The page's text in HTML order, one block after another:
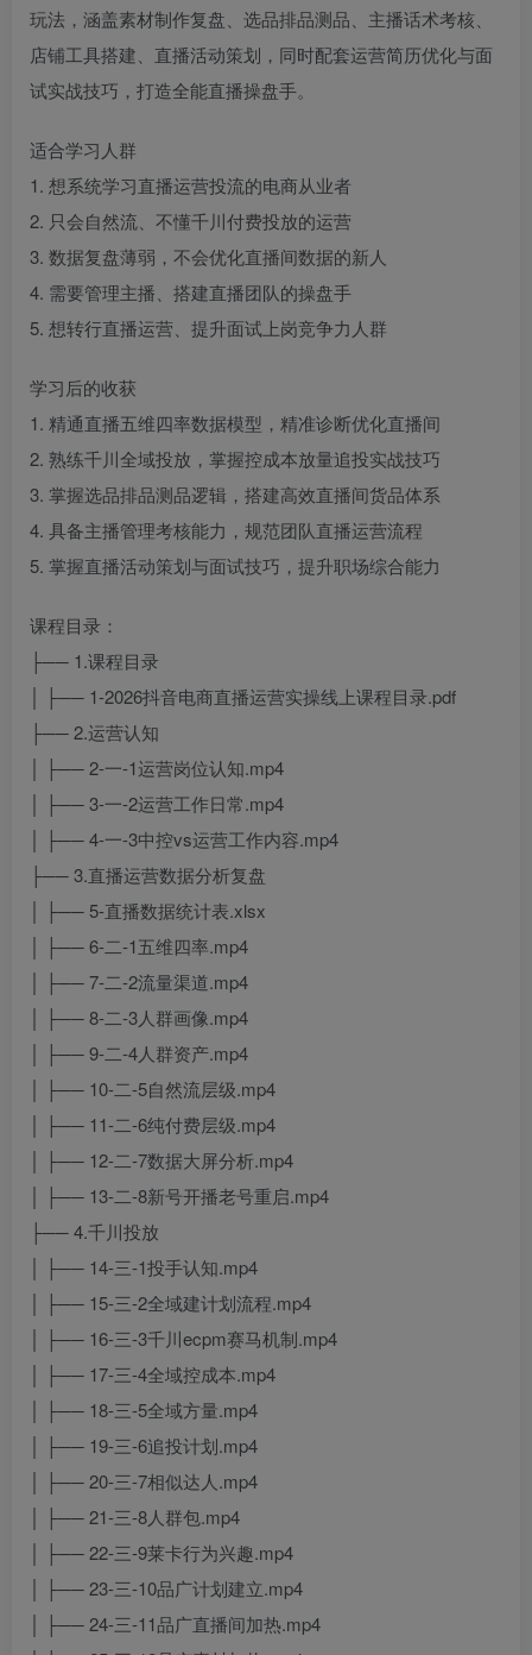
玩法，涵盖素材制作复盘、选品排品测品、主播话术考核、
店铺工具搭建、直播活动策划，同时配套运营简历优化与面
试实战技巧，打造全能直播操盘手。
适合学习人群
1. 想系统学习直播运营投流的电商从业者
2. 只会自然流、不懂千川付费投放的运营
3. 数据复盘薄弱，不会优化直播间数据的新人
4. 需要管理主播、搭建直播团队的操盘手
5. 想转行直播运营、提升面试上岗竞争力人群
学习后的收获
1. 精通直播五维四率数据模型，精准诊断优化直播间
2. 熟练千川全域投放，掌握控成本放量追投实战技巧
3. 掌握选品排品测品逻辑，搭建高效直播间货品体系
4. 具备主播管理考核能力，规范团队直播运营流程
5. 掌握直播活动策划与面试技巧，提升职场综合能力
课程目录：
├── 1.课程目录
│ ├── 1-2026抖音电商直播运营实操线上课程目录.pdf
├── 2.运营认知
│ ├── 2-一-1运营岗位认知.mp4
│ ├── 3-一-2运营工作日常.mp4
│ ├── 4-一-3中控vs运营工作内容.mp4
├── 3.直播运营数据分析复盘
│ ├── 5-直播数据统计表.xlsx
│ ├── 6-二-1五维四率.mp4
│ ├── 7-二-2流量渠道.mp4
│ ├── 8-二-3人群画像.mp4
│ ├── 9-二-4人群资产.mp4
│ ├── 10-二-5自然流层级.mp4
│ ├── 11-二-6纯付费层级.mp4
│ ├── 12-二-7数据大屏分析.mp4
│ ├── 13-二-8新号开播老号重启.mp4
├── 4.千川投放
│ ├── 14-三-1投手认知.mp4
│ ├── 15-三-2全域建计划流程.mp4
│ ├── 16-三-3千川ecpm赛马机制.mp4
│ ├── 17-三-4全域控成本.mp4
│ ├── 18-三-5全域方量.mp4
│ ├── 19-三-6追投计划.mp4
│ ├── 20-三-7相似达人.mp4
│ ├── 21-三-8人群包.mp4
│ ├── 22-三-9莱卡行为兴趣.mp4
│ ├── 23-三-10品广计划建立.mp4
│ ├── 24-三-11品广直播间加热.mp4